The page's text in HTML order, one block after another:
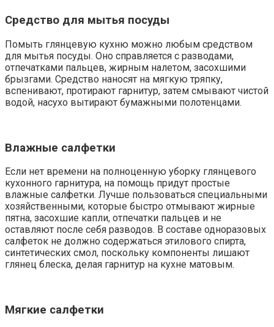
Средство для мытья посуды
Помыть глянцевую кухню можно любым средством
для мытья посуды. Оно справляется с разводами,
отпечатками пальцев, жирным налетом, засохшими
брызгами. Средство наносят на мягкую тряпку,
вспенивают, протирают гарнитур, затем смывают чистой
водой, насухо вытирают бумажными полотенцами.
Влажные салфетки
Если нет времени на полноценную уборку глянцевого
кухонного гарнитура, на помощь придут простые
влажные салфетки. Лучше пользоваться специальными
хозяйственными, которые быстро отмывают жирные
пятна, засохшие капли, отпечатки пальцев и не
оставляют после себя разводов. В составе одноразовых
салфеток не должно содержаться этилового спирта,
синтетических смол, поскольку компоненты лишают
глянец блеска, делая гарнитур на кухне матовым.
Мягкие салфетки